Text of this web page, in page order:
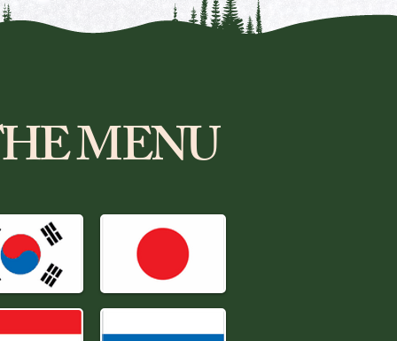
MENU